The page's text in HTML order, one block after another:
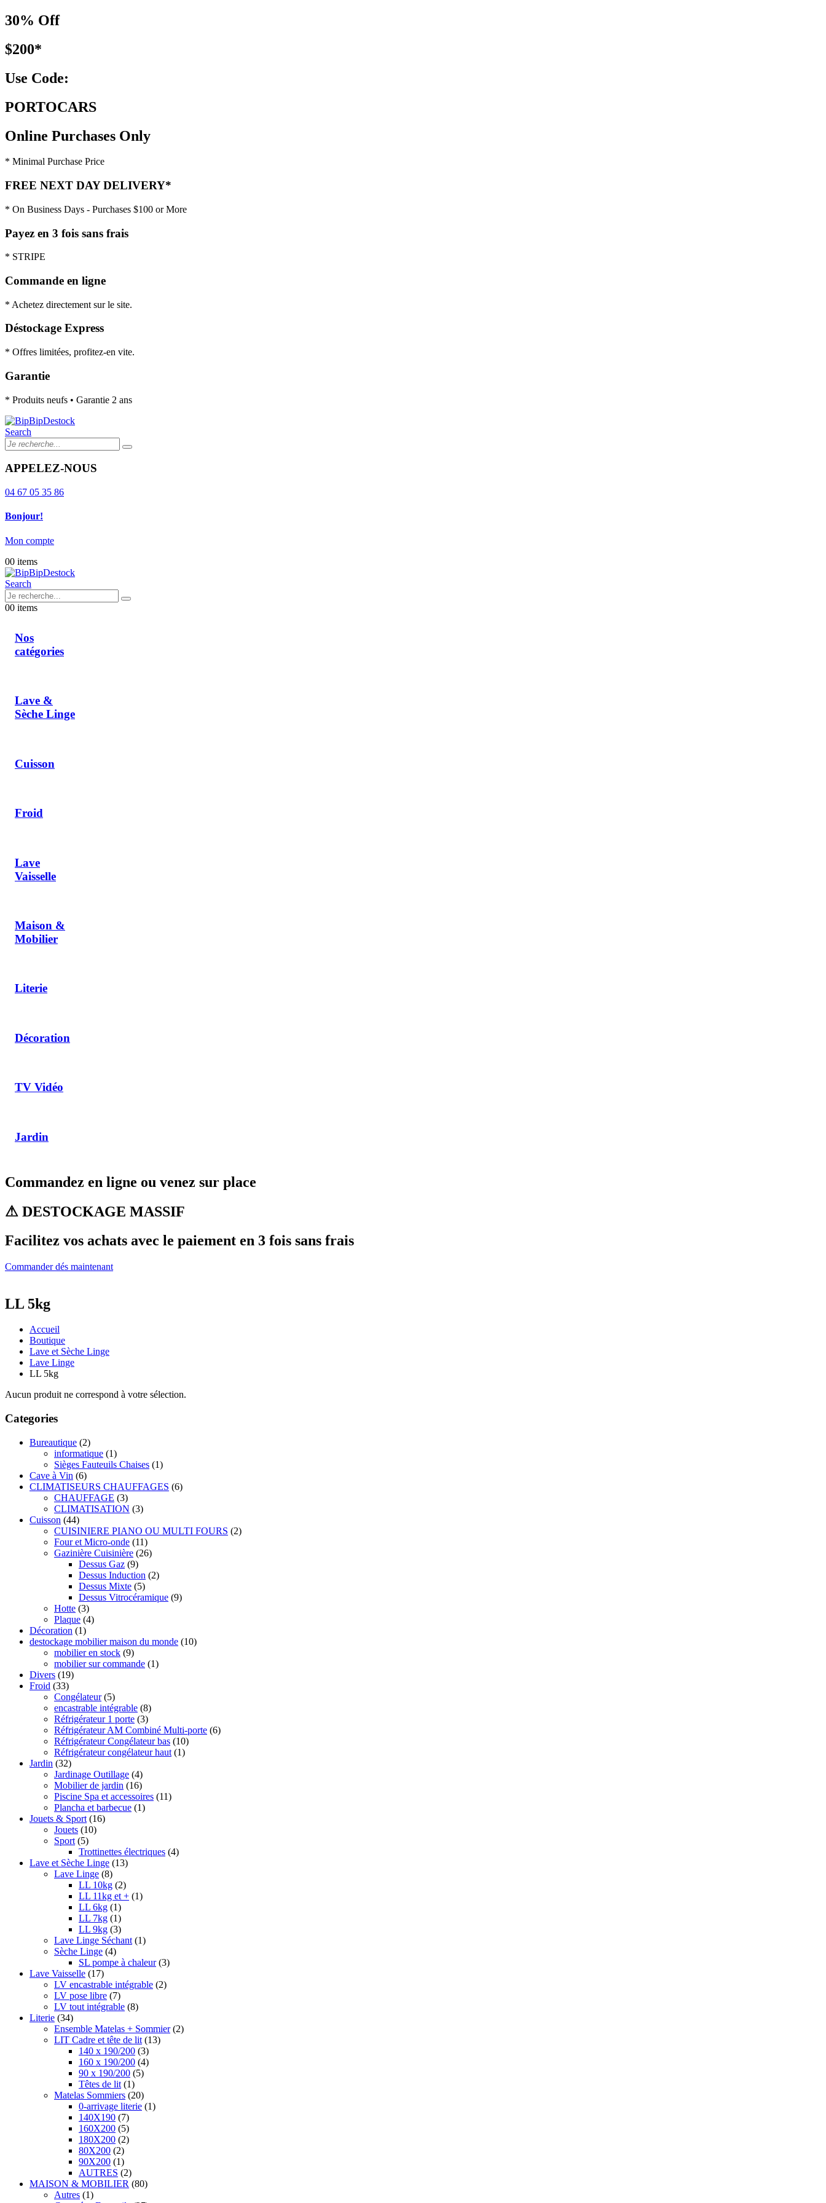
30% Off
$200*
Use Code:
PORTOCARS
Online Purchases Only
* Minimal Purchase Price
FREE NEXT DAY DELIVERY*
* On Business Days - Purchases $100 or More
Payez en 3 fois sans frais
* STRIPE
Commande en ligne
* Achetez directement sur le site.
Déstockage Express
* Offres limitées, profitez-en vite.
Garantie
* Produits neufs • Garantie 2 ans
Search
APPELEZ-NOUS
04 67 05 35 86
Bonjour!
Mon compte
00 items
Search
00 items
Nos
catégories
Lave &
Sèche Linge
Cuisson
Froid
Lave
Vaisselle
Maison &
Mobilier
Literie
Décoration
TV Vidéo
Jardin
Commandez en ligne ou venez sur place
⚠ DESTOCKAGE MASSIF
Facilitez vos achats avec le paiement en 3 fois sans frais
Commander dés maintenant
LL 5kg
Accueil
Boutique
Lave et Sèche Linge
Lave Linge
LL 5kg
Aucun produit ne correspond à votre sélection.
Categories
Bureautique (2)
informatique (1)
Sièges Fauteuils Chaises (1)
Cave à Vin (6)
CLIMATISEURS CHAUFFAGES (6)
CHAUFFAGE (3)
CLIMATISATION (3)
Cuisson (44)
CUISINIERE PIANO OU MULTI FOURS (2)
Four et Micro-onde (11)
Gazinière Cuisinière (26)
Dessus Gaz (9)
Dessus Induction (2)
Dessus Mixte (5)
Dessus Vitrocéramique (9)
Hotte (3)
Plaque (4)
Décoration (1)
destockage mobilier maison du monde (10)
mobilier en stock (9)
mobilier sur commande (1)
Divers (19)
Froid (33)
Congélateur (5)
encastrable intégrable (8)
Réfrigérateur 1 porte (3)
Réfrigérateur AM Combiné Multi-porte (6)
Réfrigérateur Congélateur bas (10)
Réfrigérateur congélateur haut (1)
Jardin (32)
Jardinage Outillage (4)
Mobilier de jardin (16)
Piscine Spa et accessoires (11)
Plancha et barbecue (1)
Jouets & Sport (16)
Jouets (10)
Sport (5)
Trottinettes électriques (4)
Lave et Sèche Linge (13)
Lave Linge (8)
LL 10kg (2)
LL 11kg et + (1)
LL 6kg (1)
LL 7kg (1)
LL 9kg (3)
Lave Linge Séchant (1)
Sèche Linge (4)
SL pompe à chaleur (3)
Lave Vaisselle (17)
LV encastrable intégrable (2)
LV pose libre (7)
LV tout intégrable (8)
Literie (34)
Ensemble Matelas + Sommier (2)
LIT Cadre et tête de lit (13)
140 x 190/200 (3)
160 x 190/200 (4)
90 x 190/200 (5)
Têtes de lit (1)
Matelas Sommiers (20)
0-arrivage literie (1)
140X190 (7)
160X200 (5)
180X200 (2)
80X200 (2)
90X200 (1)
AUTRES (2)
MAISON & MOBILIER (80)
Autres (1)